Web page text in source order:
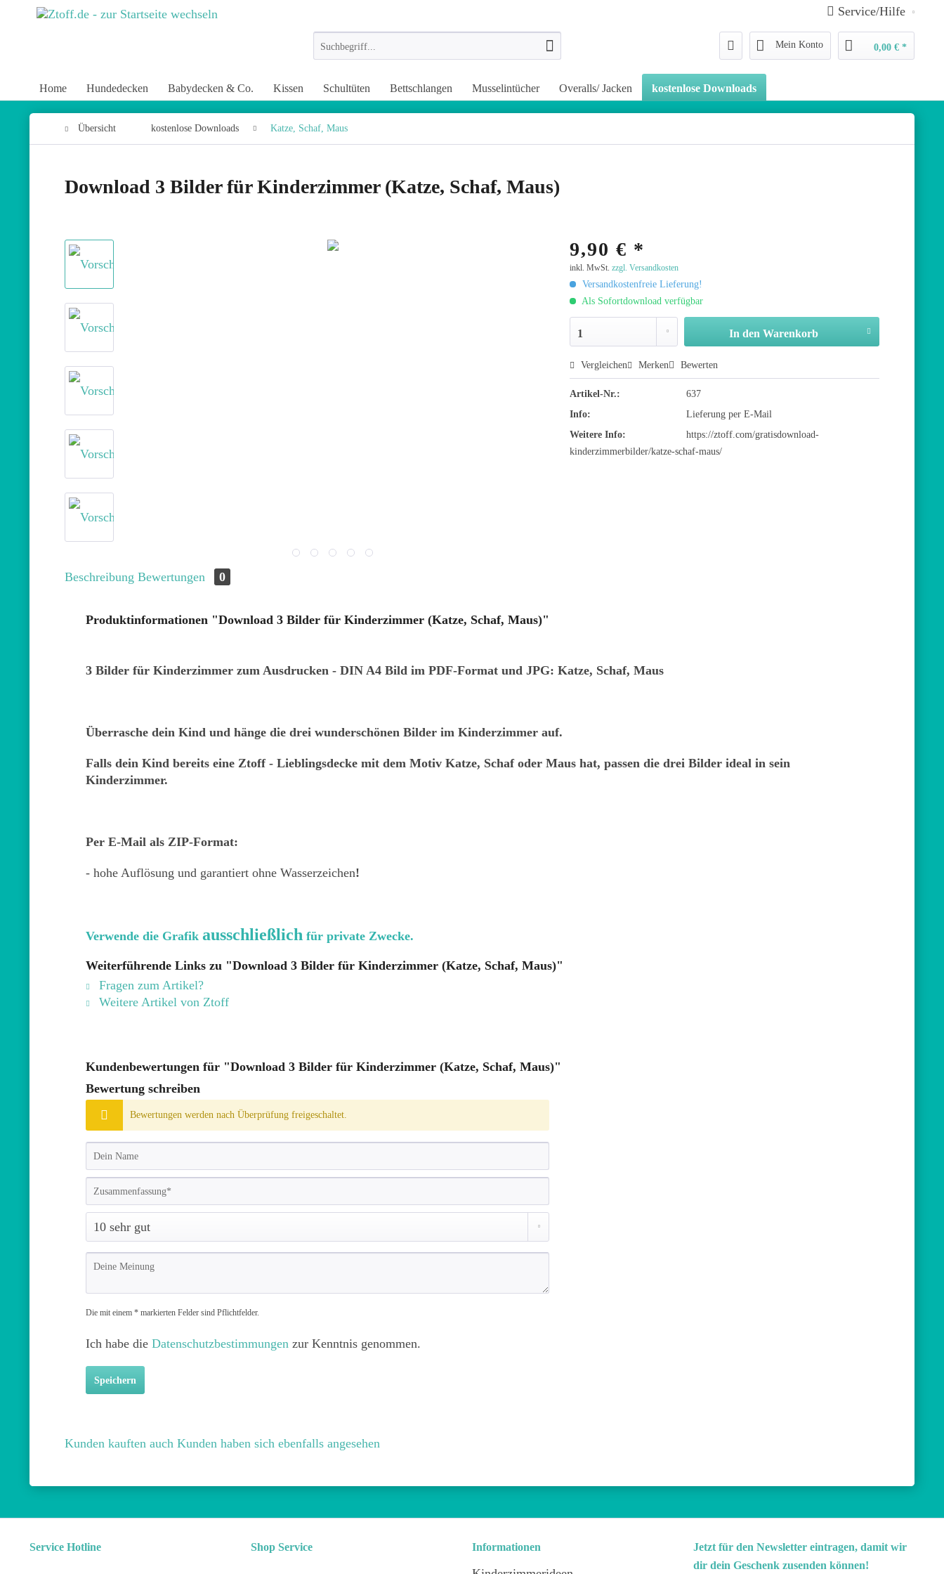
Service/Hilfe
Mein Konto 0,00 € *
Home Hundedecken Babydecken & Co. Kissen Schultüten Bettschlangen Musselintücher Overalls/ Jacken kostenlose Downloads
Übersicht kostenlose Downloads Katze, Schaf, Maus
Download 3 Bilder für Kinderzimmer (Katze, Schaf, Maus)
9,90 € *
inkl. MwSt.zzgl. Versandkosten
Versandkostenfreie Lieferung!
Als Sofortdownload verfügbar
In den Warenkorb
Vergleichen Merken Bewerten
Artikel-Nr.:
637
Info:
Lieferung per E-Mail
Weitere Info:
https://ztoff.com/gratisdownload-
kinderzimmerbilder/katze-schaf-maus/
Beschreibung Bewertungen 0
Produktinformationen "Download 3 Bilder für Kinderzimmer (Katze, Schaf, Maus)"
3 Bilder für Kinderzimmer zum Ausdrucken - DIN A4 Bild im PDF-Format und JPG: Katze, Schaf, Maus
Überrasche dein Kind und hänge die drei wunderschönen Bilder im Kinderzimmer auf.
Falls dein Kind bereits eine Ztoff - Lieblingsdecke mit dem Motiv Katze, Schaf oder Maus hat, passen die drei Bilder ideal in sein
Kinderzimmer.
Per E-Mail als ZIP-Format:
- hohe Auflösung und garantiert ohne Wasserzeichen!
Verwende die Grafik ausschließlich für private Zwecke.
Weiterführende Links zu "Download 3 Bilder für Kinderzimmer (Katze, Schaf, Maus)"
Fragen zum Artikel?
Weitere Artikel von Ztoff
Kundenbewertungen für "Download 3 Bilder für Kinderzimmer (Katze, Schaf, Maus)"
Bewertung schreiben
Bewertungen werden nach Überprüfung freigeschaltet.
Die mit einem * markierten Felder sind Pflichtfelder.
Ich habe die Datenschutzbestimmungen zur Kenntnis genommen.
Speichern
Kunden kauften auch Kunden haben sich ebenfalls angesehen
Service Hotline Shop Service Informationen
Jetzt für den Newsletter eintragen, damit wir
dir dein Geschenk zusenden können!